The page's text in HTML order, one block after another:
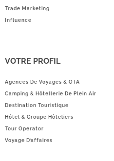
Trade Marketing
Influence
VOTRE PROFIL
Agences De Voyages & OTA
Camping & Hôtellerie De Plein Air
Destination Touristique
Hôtel & Groupe Hôteliers
Tour Operator
Voyage D’affaires